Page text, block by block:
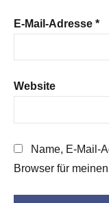
E-Mail-Adresse *
Website
Name, E-Mail-
Browser für